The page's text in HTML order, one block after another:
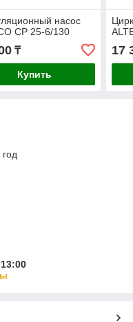
насос
CP 25-6/130
₸
Купить
17